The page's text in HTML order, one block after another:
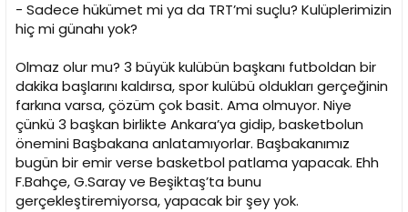
- Sadece hükümet mi ya da TRT’mi suçlu? Kulüplerimizin
hiç mi günahı yok?
Olmaz olur mu? 3 büyük kulübün başkanı futboldan bir
dakika başlarını kaldırsa, spor kulübü oldukları gerçeğinin
farkına varsa, çözüm çok basit. Ama olmuyor. Niye
çünkü 3 başkan birlikte Ankara’ya gidip, basketbolun
önemini Başbakana anlatamıyorlar. Başbakanımız
bugün bir emir verse basketbol patlama yapacak. Ehh
F.Bahçe, G.Saray ve Beşiktaş’ta bunu
gerçekleştiremiyorsa, yapacak bir şey yok.